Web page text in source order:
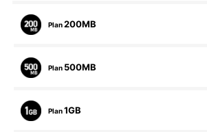
Plan200MB
Plan 500MB
Plan1GB